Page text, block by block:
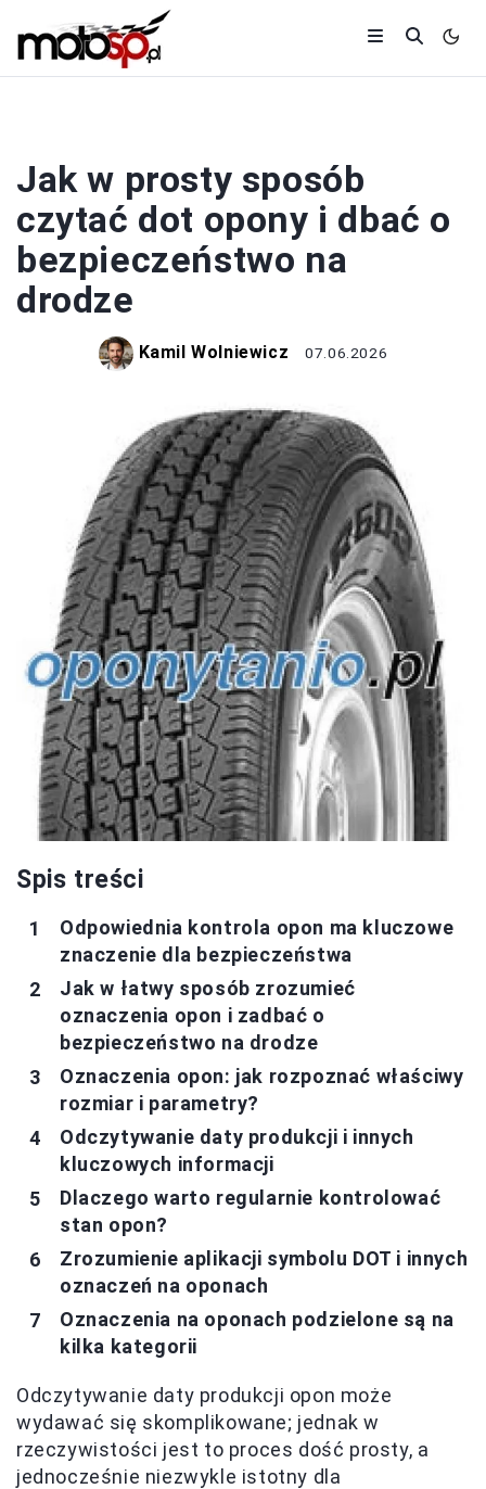
Jak w prosty sposób
czytać dot opony i dbać o
bezpieczeństwo na
drodze
Kamil Wolniewicz 07.06.2026
Spis treści
Odpowiednia kontrola opon ma kluczowe
znaczenie dla bezpieczeństwa
Jak w łatwy sposób zrozumieć
oznaczenia opon i zadbać o
bezpieczeństwo na drodze
Oznaczenia opon: jak rozpoznać właściwy
rozmiar i parametry?
Odczytywanie daty produkcji i innych
kluczowych informacji
Dlaczego warto regularnie kontrolować
stan opon?
Zrozumienie aplikacji symbolu DOT i innych
oznaczeń na oponach
Oznaczenia na oponach podzielone są na
kilka kategorii
Odczytywanie daty produkcji opon może
wydawać się skomplikowane; jednak w
rzeczywistości jest to proces dość prosty, a
jednocześnie niezwykle istotny dla